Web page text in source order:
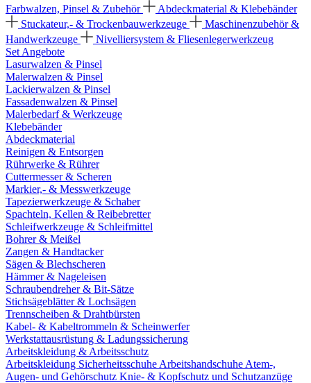
Farbwalzen, Pinsel & Zubehör
Abdeckmaterial & Klebebänder
Stuckateur,- & Trockenbauwerkzeuge
Maschinenzubehör &
Handwerkzeuge
Nivelliersystem & Fliesenlegerwerkzeug
Set Angebote
Lasurwalzen & Pinsel
Malerwalzen & Pinsel
Lackierwalzen & Pinsel
Fassadenwalzen & Pinsel
Malerbedarf & Werkzeuge
Klebebänder
Abdeckmaterial
Reinigen & Entsorgen
Rührwerke & Rührer
Cuttermesser & Scheren
Markier,- & Messwerkzeuge
Tapezierwerkzeuge & Schaber
Spachteln, Kellen & Reibebretter
Schleifwerkzeuge & Schleifmittel
Bohrer & Meißel
Zangen & Handtacker
Sägen & Blechscheren
Hämmer & Nageleisen
Schraubendreher & Bit-Sätze
Stichsägeblätter & Lochsägen
Trennscheiben & Drahtbürsten
Kabel- & Kabeltrommeln & Scheinwerfer
Werkstattausrüstung & Ladungssicherung
Arbeitskleidung & Arbeitsschutz
Arbeitskleidung Sicherheitsschuhe Arbeitshandschuhe Atem-,
Augen- und Gehörschutz Knie- & Kopfschutz und Schutzanzüge